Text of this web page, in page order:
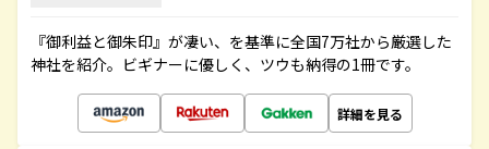
『御利益と御朱印』が凄い、を基準に全国7万社から厳選した
神社を紹介。ビギナーに優しく、ツウも納得の1冊です。
詳細を見る